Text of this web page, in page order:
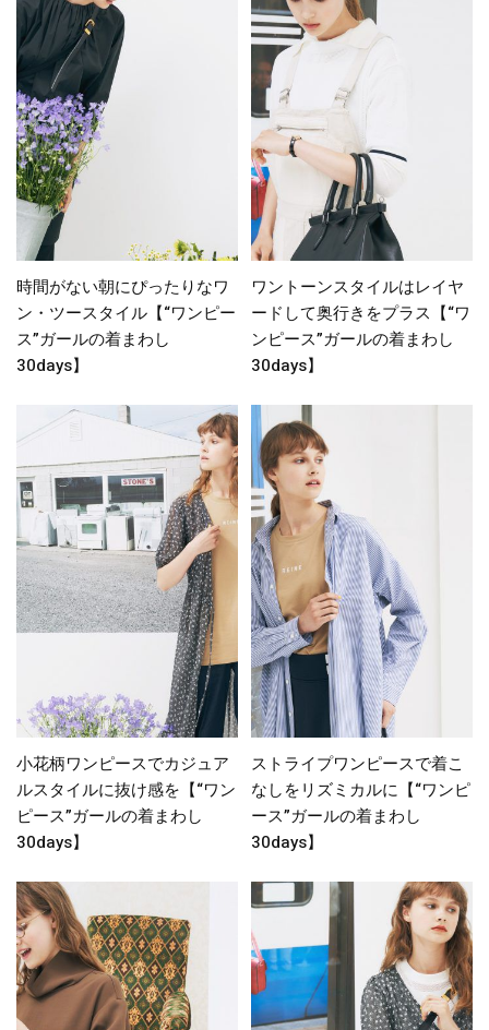
時間がない朝にぴったりなワ
ン・ツースタイル【“ワンピー
ス”ガールの着まわし
30days】
ワントーンスタイルはレイヤ
ードして奥行きをプラス【“ワ
ンピース”ガールの着まわし
30days】
小花柄ワンピースでカジュア
ルスタイルに抜け感を【“ワン
ピース”ガールの着まわし
30days】
ストライプワンピースで着こ
なしをリズミカルに【“ワンピ
ース”ガールの着まわし
30days】